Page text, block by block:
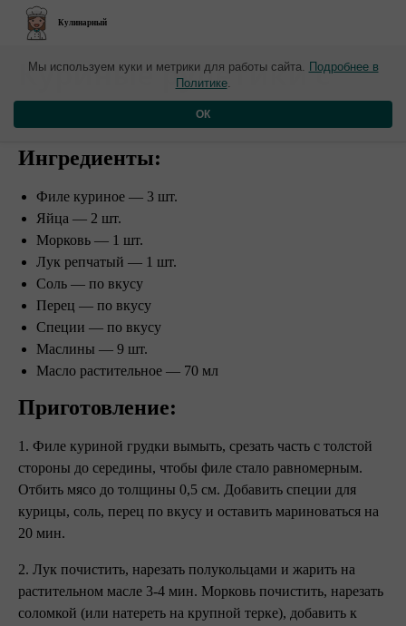
Кулинарный
​Куриные рулетики с
начинкой
Ингредиенты:
Филе куриное — 3 шт.
Яйца — 2 шт.
Морковь — 1 шт.
Лук репчатый — 1 шт.
Соль — по вкусу
Перец — по вкусу
Специи — по вкусу
Маслины — 9 шт.
Масло растительное — 70 мл
Приготовление:
1. Филе куриной грудки вымыть, срезать часть с толстой
стороны до середины, чтобы филе стало равномерным.
Отбить мясо до толщины 0,5 см. Добавить специи для
курицы, соль, перец по вкусу и оставить мариноваться на
20 мин.
2. Лук почистить, нарезать полукольцами и жарить на
растительном масле 3-4 мин. Морковь почистить, нарезать
соломкой (или натереть на крупной терке), добавить к
Мы используем куки и метрики для работы сайта. Подробнее в
Политике.
ОК